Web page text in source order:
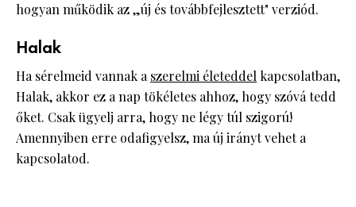
hogyan működik az „új és továbbfejlesztett" verziód.
Halak
Ha sérelmeid vannak aszerelmi életeddel kapcsolatban,
Halak, akkor ez a nap tökéletes ahhoz, hogy szóvá tedd
őket. Csak ügyelj arra, hogy ne légy túl szigorú!
Amennyiben erre odafigyelsz, ma új irányt vehet a
kapcsolatod.